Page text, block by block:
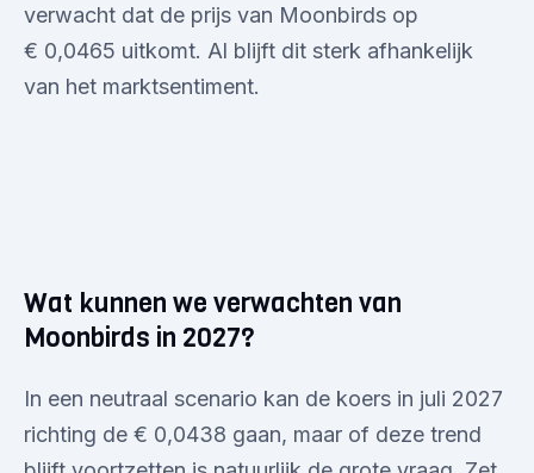
verwacht dat de prijs van Moonbirds op
€ 0,0465 uitkomt. Al blijft dit sterk afhankelijk
van het marktsentiment.
Wat kunnen we verwachten van
Moonbirds in 2027?
In een neutraal scenario kan de koers in juli 2027
richting de € 0,0438 gaan, maar of deze trend